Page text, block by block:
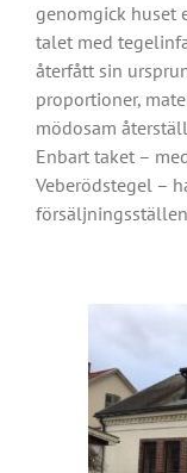
genomgick huset
talet med
återfått sin
proportioner,
mödosam
Enbart taket –
Veberödstegel –